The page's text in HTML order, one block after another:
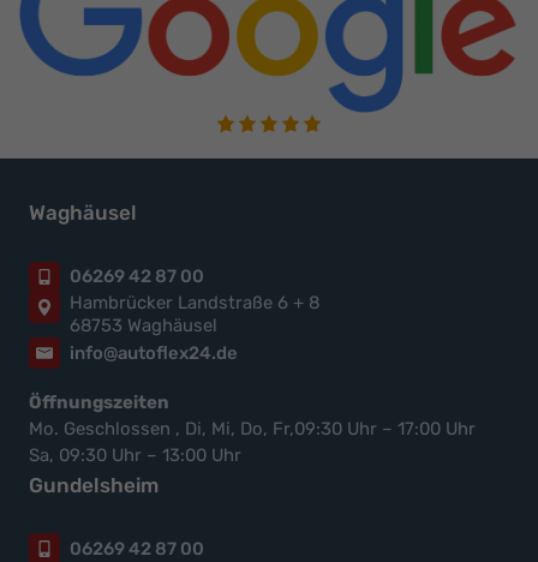
Waghäusel
06269 42 87 00
Hambrücker Landstraße 6 + 8
68753 Waghäusel
info@autoflex24.de
Öffnungszeiten
Mo. Geschlossen , Di, Mi, Do, Fr,09:30 Uhr – 17:00 Uhr
Sa, 09:30 Uhr – 13:00 Uhr
Gundelsheim
06269 42 87 00